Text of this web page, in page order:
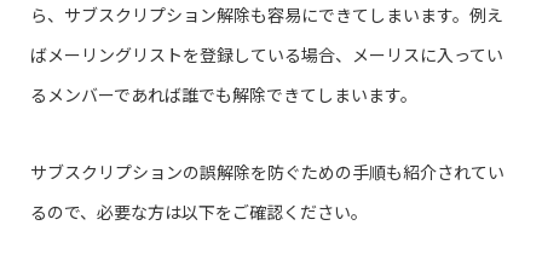
ら、サブスクリプション解除も容易にできてしまいます。例え
ばメーリングリストを登録している場合、メーリスに入ってい
るメンバーであれば誰でも解除できてしまいます。
サブスクリプションの誤解除を防ぐための手順も紹介されてい
るので、必要な方は以下をご確認ください。